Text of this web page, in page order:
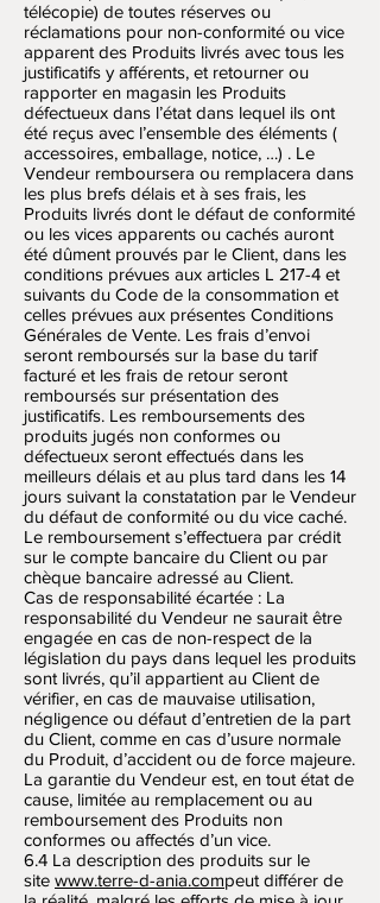
télécopie) de toutes réserves ou
réclamations pour non-conformité ou vice
apparent des Produits livrés avec tous les
justificatifs y afférents, et retourner ou
rapporter en magasin les Produits
défectueux dans l’état dans lequel ils ont
été reçus avec l’ensemble des éléments (
accessoires, emballage, notice, …) . Le
Vendeur remboursera ou remplacera dans
les plus brefs délais et à ses frais, les
Produits livrés dont le défaut de conformité
ou les vices apparents ou cachés auront
été dûment prouvés par le Client, dans les
conditions prévues aux articles L 217-4 et
suivants du Code de la consommation et
celles prévues aux présentes Conditions
Générales de Vente. Les frais d’envoi
seront remboursés sur la base du tarif
facturé et les frais de retour seront
remboursés sur présentation des
justificatifs. Les remboursements des
produits jugés non conformes ou
défectueux seront effectués dans les
meilleurs délais et au plus tard dans les 14
jours suivant la constatation par le Vendeur
du défaut de conformité ou du vice caché.
Le remboursement s’effectuera par crédit
sur le compte bancaire du Client ou par
chèque bancaire adressé au Client.
Cas de responsabilité écartée : La
responsabilité du Vendeur ne saurait être
engagée en cas de non-respect de la
législation du pays dans lequel les produits
sont livrés, qu’il appartient au Client de
vérifier, en cas de mauvaise utilisation,
négligence ou défaut d’entretien de la part
du Client, comme en cas d’usure normale
du Produit, d’accident ou de force majeure.
La garantie du Vendeur est, en tout état de
cause, limitée au remplacement ou au
remboursement des Produits non
conformes ou affectés d’un vice.
6.4 La description des produits sur le
site www.terre-d-ania.compeut différer de